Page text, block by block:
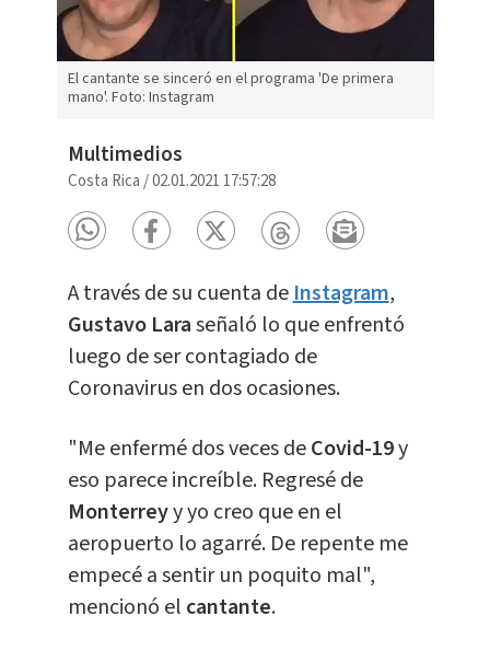
El cantante se sinceró en el programa 'De primera
mano'. Foto: Instagram
Multimedios
Costa Rica /02.01.2021 17:57:28
A través de su cuenta deInstagram,
Gustavo Laraseñaló lo que enfrentó
luego de ser contagiado de
Coronavirus en dos ocasiones.
"Me enfermé dos veces deCovid-19y
eso parece increíble. Regresé de
Monterreyy yo creo que en el
aeropuerto lo agarré. De repente me
empecé a sentir un poquito mal",
mencionó el cantante.